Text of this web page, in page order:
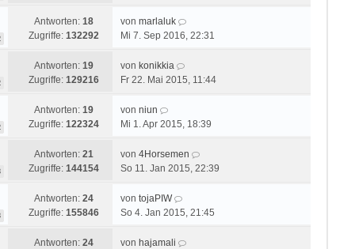
Antworten:18
Zugriffe:132292
von marlaluk
Mi 7. Sep 2016, 22:31
Antworten:19
Zugriffe:129216
von konikkia
Fr 22. Mai 2015, 11:44
Antworten:19
Zugriffe:122324
von niun
Mi 1. Apr 2015, 18:39
Antworten:21
Zugriffe:144154
von 4Horsemen
So 11. Jan 2015, 22:39
Antworten:24
Zugriffe:155846
von tojaPIW
So 4. Jan 2015, 21:45
Antworten:24
von hajamali